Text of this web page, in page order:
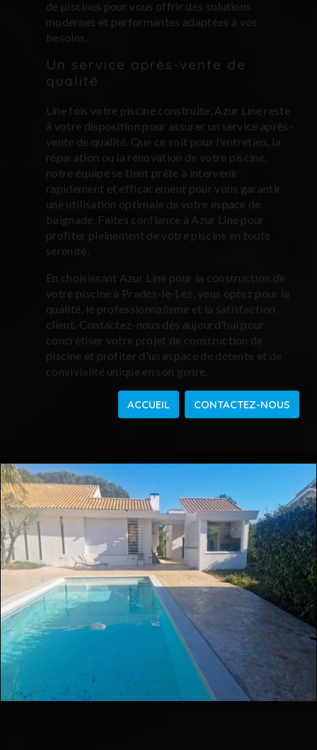
de piscines pour vous offrir des solutions
modernes et performantes adaptées à vos
besoins.
Un service après-vente de
qualité
Une fois votre piscine construite, Azur Line reste
à votre disposition pour assurer un service après-
vente de qualité. Que ce soit pour l'entretien, la
réparation ou la rénovation de votre piscine,
notre équipe se tient prête à intervenir
rapidement et efficacement pour vous garantir
une utilisation optimale de votre espace de
baignade. Faites confiance à Azur Line pour
profiter pleinement de votre piscine en toute
sérénité.
En choisissant Azur Line pour la construction de
votre piscine à Prades-le-Lez, vous optez pour la
qualité, le professionnalisme et la satisfaction
client. Contactez-nous dès aujourd'hui pour
concrétiser votre projet de construction de
piscine et profiter d'un espace de détente et de
convivialité unique en son genre.
ACCUEIL CONTACTEZ-NOUS